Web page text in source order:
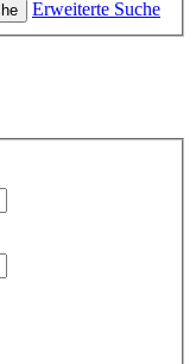
Erweiterte Suche